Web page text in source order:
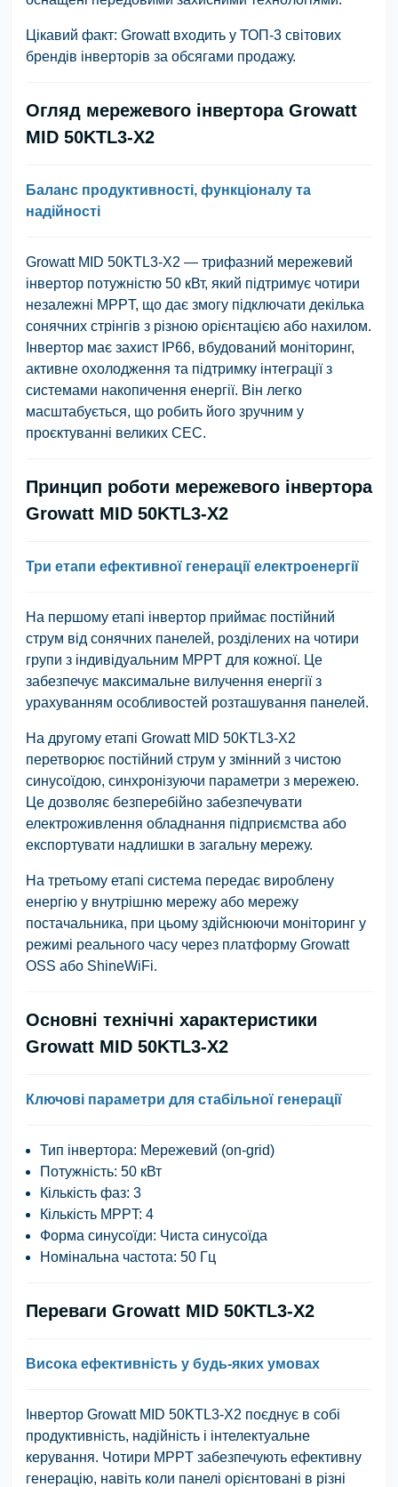
Цікавий факт: Growatt входить у ТОП-3 світових
брендів інверторів за обсягами продажу.
Огляд мережевого інвертора Growatt
MID 50KTL3-X2
Баланс продуктивності, функціоналу та
надійності
Growatt MID 50KTL3-X2 — трифазний мережевий
інвертор потужністю 50 кВт, який підтримує чотири
незалежні MPPT, що дає змогу підключати декілька
сонячних стрінгів з різною орієнтацією або нахилом.
Інвертор має захист IP66, вбудований моніторинг,
активне охолодження та підтримку інтеграції з
системами накопичення енергії. Він легко
масштабується, що робить його зручним у
проєктуванні великих СЕС.
Принцип роботи мережевого інвертора
Growatt MID 50KTL3-X2
Три етапи ефективної генерації електроенергії
На першому етапі інвертор приймає постійний
струм від сонячних панелей, розділених на чотири
групи з індивідуальним MPPT для кожної. Це
забезпечує максимальне вилучення енергії з
урахуванням особливостей розташування панелей.
На другому етапі Growatt MID 50KTL3-X2
перетворює постійний струм у змінний з чистою
синусоїдою, синхронізуючи параметри з мережею.
Це дозволяє безперебійно забезпечувати
електроживлення обладнання підприємства або
експортувати надлишки в загальну мережу.
На третьому етапі система передає вироблену
енергію у внутрішню мережу або мережу
постачальника, при цьому здійснюючи моніторинг у
режимі реального часу через платформу Growatt
OSS або ShineWiFi.
Основні технічні характеристики
Growatt MID 50KTL3-X2
Ключові параметри для стабільної генерації
Тип інвертора: Мережевий (on-grid)
Потужність: 50 кВт
Кількість фаз: 3
Кількість MPPT: 4
Форма синусоїди: Чиста синусоїда
Номінальна частота: 50 Гц
Переваги Growatt MID 50KTL3-X2
Висока ефективність у будь-яких умовах
Інвертор Growatt MID 50KTL3-X2 поєднує в собі
продуктивність, надійність і інтелектуальне
керування. Чотири MPPT забезпечують ефективну
генерацію, навіть коли панелі орієнтовані в різні